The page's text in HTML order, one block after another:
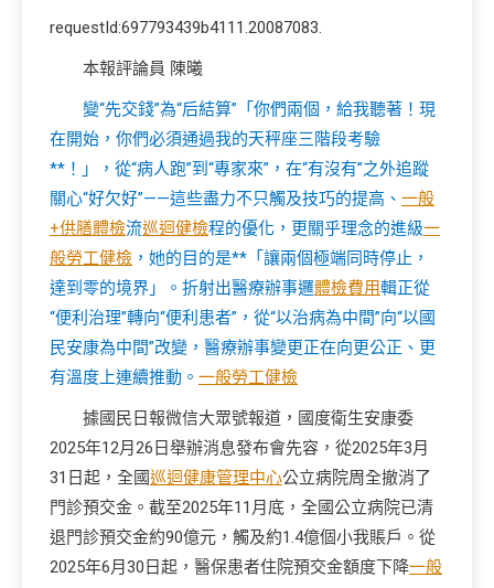
requestId:697793439b4111.20087083.
本報評論員 陳曦
變“先交錢”為“后結算”「你們兩個，給我聽著！現
在開始，你們必須通過我的天秤座三階段考驗
**！」，從“病人跑”到“專家來”，在“有沒有”之外追蹤
關心“好欠好”——這些盡力不只觸及技巧的提高、 一般
+供膳體檢流巡迴健檢程的優化，更關乎理念的進級一
般勞工健檢 ，她的目的是**「讓兩個極端同時停止，
達到零的境界」。折射出醫療辦事邏體檢費用輯正從
“便利治理”轉向“便利患者”，從“以治病為中間”向“以國
民安康為中間”改變，醫療辦事變更正在向更公正、更
有溫度上連續推動。 一般勞工健檢
據國民日報微信大眾號報道，國度衛生安康委
2025年12月26日舉辦消息發布會先容，從2025年3月
31日起，全國巡迴健康管理中心公立病院周全撤消了
門診預交金。截至2025年11月底，全國公立病院已清
退門診預交金約90億元，觸及約1.4億個小我賬戶。從
2025年6月30日起，醫保患者住院預交金額度下降一般